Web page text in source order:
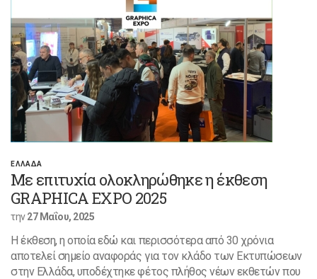
ΕΛΛΑΔΑ
Με επιτυχία ολοκληρώθηκε η έκθεση
GRAPHICA EXPO 2025
την27 Μαΐου, 2025
Η έκθεση, η οποία εδώ και περισσότερα από 30 χρόνια
αποτελεί σημείο αναφοράς για τον κλάδο των Εκτυπώσεων
στην Ελλάδα, υποδέχτηκε φέτος πλήθος νέων εκθετών που